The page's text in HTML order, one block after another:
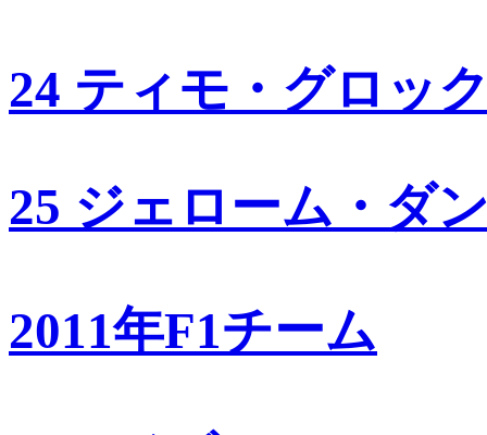
24 ティモ・グロッ
25 ジェローム・ダ
2011年F1チーム